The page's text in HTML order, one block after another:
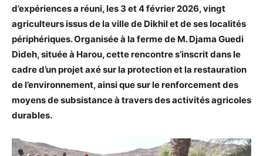
d’expériences a réuni, les 3 et 4 février 2026, vingt
agriculteurs issus de la ville de Dikhil et de ses localités
périphériques. Organisée à la ferme de M. Djama Guedi
Dideh, située à Harou, cette rencontre s’inscrit dans le
cadre d’un projet axé sur la protection et la restauration
de l’environnement, ainsi que sur le renforcement des
moyens de subsistance à travers des activités agricoles
durables.